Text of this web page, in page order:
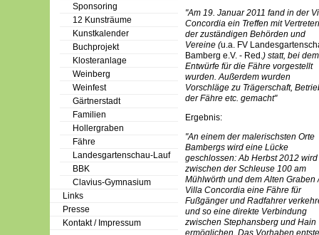
Sponsoring
12 Kunsträume
Kunstkalender
Buchprojekt
Klosteranlage
Weinberg
Weinfest
Gärtnerstadt
Familien
Hollergraben
Fähre
Landesgartenschau-Lauf
BBK
Clavius-Gymnasium
Links
Presse
Kontakt / Impressum
"Am 19. Januar 2011 fand in der
Concordia ein Treffen mit
der zuständigen Behörden und
Vereine (u.a. FV
Bamberg e.V. - Red.) statt, bei dem
Entwürfe für die Fähre vorgestellt
wurden. Außerdem wurden
Vorschläge zu Trägerschaft,
der Fähre etc. gemacht"
Ergebnis:
"An einem der malerischsten Orte
Bambergs wird eine Lücke
geschlossen: Ab Herbst 2012 wird
zwischen der Schleuse 100 am
Mühlwörth und dem Alten Graben /
Villa Concordia eine Fähre für
Fußgänger und Radfahrer
und so eine direkte Verbindung
zwischen Stephansberg und Hain
ermöglichen. Das Vorhaben